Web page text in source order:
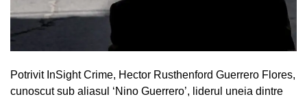
Potrivit InSight Crime, Hector Rusthenford Guerrero Flores,
cunoscut sub aliasul ‘Nino Guerrero’, liderul uneia dintre